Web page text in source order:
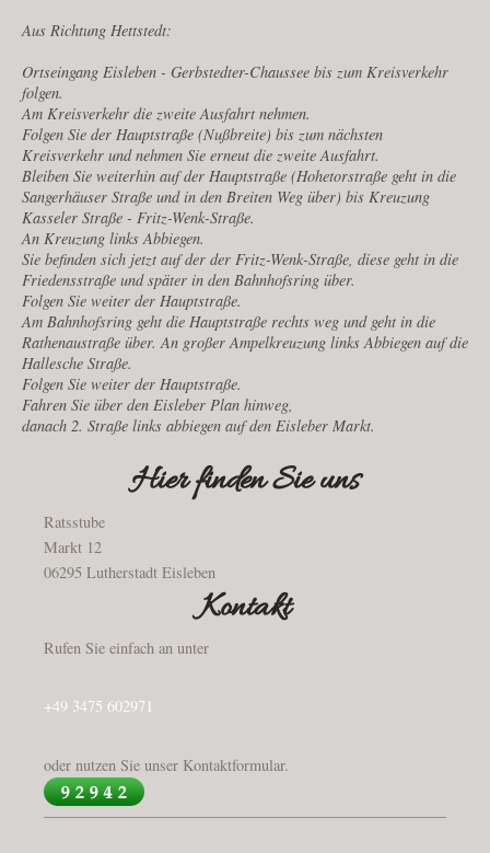
Aus Richtung Hettstedt:
Ortseingang Eisleben - Gerbstedter-Chaussee bis zum Kreisverkehr
folgen.
Am Kreisverkehr die zweite Ausfahrt nehmen.
Folgen Sie der Hauptstraße (Nußbreite) bis zum nächsten
Kreisverkehr und nehmen Sie erneut die zweite Ausfahrt.
Bleiben Sie weiterhin auf der Hauptstraße (Hohetorstraße geht in die
Sangerhäuser Straße und in den Breiten Weg über) bis Kreuzung
Kasseler Straße - Fritz-Wenk-Straße.
An Kreuzung links Abbiegen.
Sie befinden sich jetzt auf der der Fritz-Wenk-Straße, diese geht in die
Friedensstraße und später in den Bahnhofsring über.
Folgen Sie weiter der Hauptstraße.
Am Bahnhofsring geht die Hauptstraße rechts weg und geht in die
Rathenaustraße über. An großer Ampelkreuzung links Abbiegen auf die
Hallesche Straße.
Folgen Sie weiter der Hauptstraße.
Fahren Sie über den Eisleber Plan hinweg,
danach 2. Straße links abbiegen auf den Eisleber Markt.
Hier finden Sie uns
Ratsstube
Markt 12
06295 Lutherstadt Eisleben
Kontakt
Rufen Sie einfach an unter
+49 3475 602971
oder nutzen Sie unser Kontaktformular.